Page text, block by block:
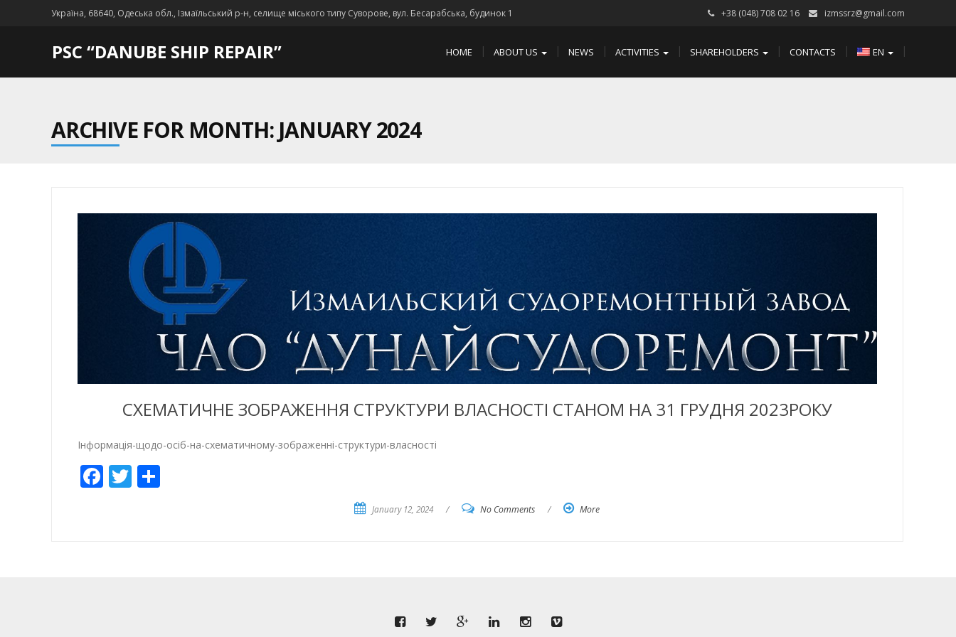
Україна, 68640, Одеська обл., Ізмаїльський р-н, селище міського типу Суворове, вул. Бесарабська, будинок 1 +38 (048) 708 02 16 izmssrz@gmail.com
PSC “DANUBE SHIP REPAIR” HOME ABOUT US NEWS ACTIVITIES SHAREHOLDERS CONTACTS EN
ARCHIVE FOR MONTH: JANUARY 2024
СХЕМАТИЧНЕ ЗОБРАЖЕННЯ СТРУКТУРИ ВЛАСНОСТІ СТАНОМ НА 31 ГРУДНЯ 2023РОКУ
Інформація-щодо-осіб-на-схематичному-зображенні-структури-власності
Facebook
Twitter
Share
January 12, 2024 / No Comments / More